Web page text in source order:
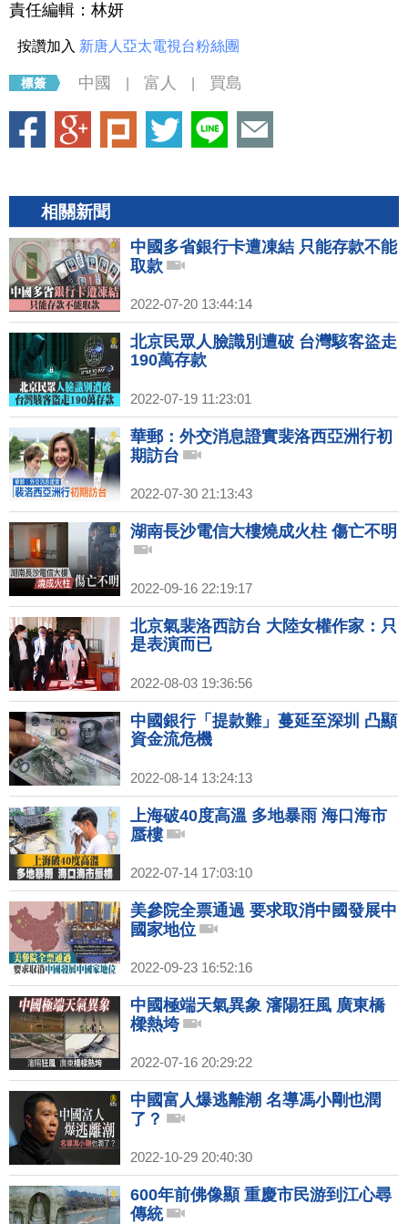
責任編輯：林妍
按讚加入 新唐人亞太電視台粉絲團
中國 富人 買島
相關新聞
中國多省銀行卡遭凍結 只能存款不能
取款
2022-07-20 13:44:14
北京民眾人臉識別遭破 台灣駭客盜走
190萬存款
2022-07-19 11:23:01
華郵：外交消息證實裴洛西亞洲行初
期訪台
2022-07-30 21:13:43
湖南長沙電信大樓燒成火柱 傷亡不明
2022-09-16 22:19:17
北京氣裴洛西訪台 大陸女權作家：只
是表演而已
2022-08-03 19:36:56
中國銀行「提款難」蔓延至深圳 凸顯
資金流危機
2022-08-14 13:24:13
上海破40度高溫 多地暴雨 海口海市
蜃樓
2022-07-14 17:03:10
美參院全票通過 要求取消中國發展中
國家地位
2022-09-23 16:52:16
中國極端天氣異象 瀋陽狂風 廣東橋
樑熱垮
2022-07-16 20:29:22
中國富人爆逃離潮 名導馮小剛也潤
了？
2022-10-29 20:40:30
600年前佛像顯 重慶市民游到江心尋
傳統